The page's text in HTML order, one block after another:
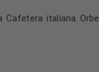
italiana